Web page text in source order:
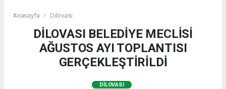
Anasayfa Dilovası
DİLOVASI BELEDİYE MECLİSİ
AĞUSTOS AYI TOPLANTISI
GERÇEKLEŞTİRİLDİ
DILOVASI